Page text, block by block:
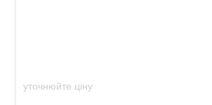
уточнюйте ціну